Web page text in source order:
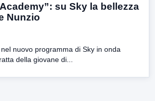
su Sky la bellezza
Nunzio
nel nuovo programma di Sky in onda
della giovane di...